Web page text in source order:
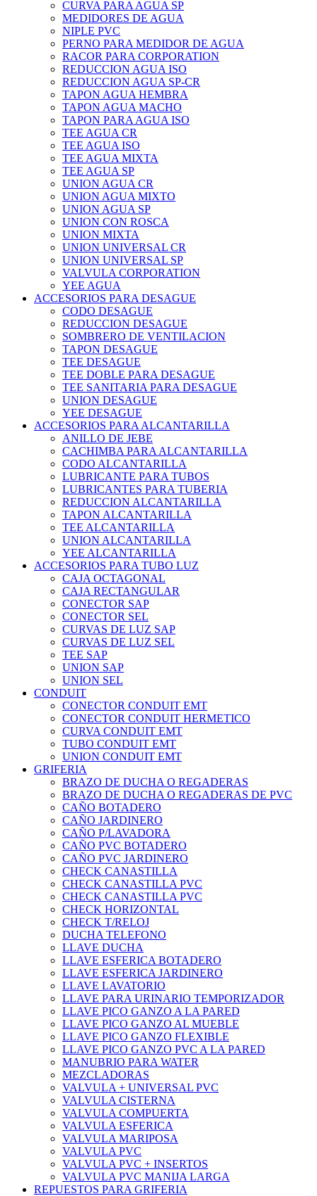
CURVA PARA AGUA SP
MEDIDORES DE AGUA
NIPLE PVC
PERNO PARA MEDIDOR DE AGUA
RACOR PARA CORPORATION
REDUCCION AGUA ISO
REDUCCION AGUA SP-CR
TAPON AGUA HEMBRA
TAPON AGUA MACHO
TAPON PARA AGUA ISO
TEE AGUA CR
TEE AGUA ISO
TEE AGUA MIXTA
TEE AGUA SP
UNION AGUA CR
UNION AGUA MIXTO
UNION AGUA SP
UNION CON ROSCA
UNION MIXTA
UNION UNIVERSAL CR
UNION UNIVERSAL SP
VALVULA CORPORATION
YEE AGUA
ACCESORIOS PARA DESAGUE
CODO DESAGUE
REDUCCION DESAGUE
SOMBRERO DE VENTILACION
TAPON DESAGUE
TEE DESAGUE
TEE DOBLE PARA DESAGUE
TEE SANITARIA PARA DESAGUE
UNION DESAGUE
YEE DESAGUE
ACCESORIOS PARA ALCANTARILLA
ANILLO DE JEBE
CACHIMBA PARA ALCANTARILLA
CODO ALCANTARILLA
LUBRICANTE PARA TUBOS
LUBRICANTES PARA TUBERIA
REDUCCION ALCANTARILLA
TAPON ALCANTARILLA
TEE ALCANTARILLA
UNION ALCANTARILLA
YEE ALCANTARILLA
ACCESORIOS PARA TUBO LUZ
CAJA OCTAGONAL
CAJA RECTANGULAR
CONECTOR SAP
CONECTOR SEL
CURVAS DE LUZ SAP
CURVAS DE LUZ SEL
TEE SAP
UNION SAP
UNION SEL
CONDUIT
CONECTOR CONDUIT EMT
CONECTOR CONDUIT HERMETICO
CURVA CONDUIT EMT
TUBO CONDUIT EMT
UNION CONDUIT EMT
GRIFERIA
BRAZO DE DUCHA O REGADERAS
BRAZO DE DUCHA O REGADERAS DE PVC
CAÑO BOTADERO
CAÑO JARDINERO
CAÑO P/LAVADORA
CAÑO PVC BOTADERO
CAÑO PVC JARDINERO
CHECK CANASTILLA
CHECK CANASTILLA PVC
CHECK CANASTILLA PVC
CHECK HORIZONTAL
CHECK T/RELOJ
DUCHA TELEFONO
LLAVE DUCHA
LLAVE ESFERICA BOTADERO
LLAVE ESFERICA JARDINERO
LLAVE LAVATORIO
LLAVE PARA URINARIO TEMPORIZADOR
LLAVE PICO GANZO A LA PARED
LLAVE PICO GANZO AL MUEBLE
LLAVE PICO GANZO FLEXIBLE
LLAVE PICO GANZO PVC A LA PARED
MANUBRIO PARA WATER
MEZCLADORAS
VALVULA + UNIVERSAL PVC
VALVULA CISTERNA
VALVULA COMPUERTA
VALVULA ESFERICA
VALVULA MARIPOSA
VALVULA PVC
VALVULA PVC + INSERTOS
VALVULA PVC MANIJA LARGA
REPUESTOS PARA GRIFERIA